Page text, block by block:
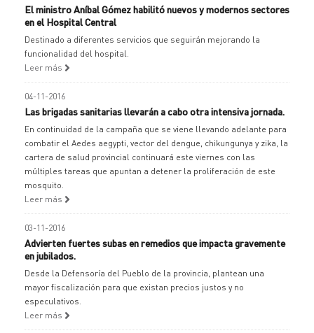
El ministro Aníbal Gómez habilitó nuevos y modernos sectores
en el Hospital Central
Destinado a diferentes servicios que seguirán mejorando la
funcionalidad del hospital.
Leer más
04-11-2016
Las brigadas sanitarias llevarán a cabo otra intensiva jornada.
En continuidad de la campaña que se viene llevando adelante para
combatir el Aedes aegypti, vector del dengue, chikungunya y zika, la
cartera de salud provincial continuará este viernes con las
múltiples tareas que apuntan a detener la proliferación de este
mosquito.
Leer más
03-11-2016
Advierten fuertes subas en remedios que impacta gravemente
en jubilados.
Desde la Defensoría del Pueblo de la provincia, plantean una
mayor fiscalización para que existan precios justos y no
especulativos.
Leer más